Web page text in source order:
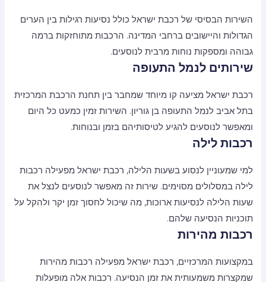
השירות הבסיסי של רכבת ישראל כולל נסיעות רגילות בין הערים
הגדולות והיישובים ברחבי המדינה. הרכבות מתוחזקות ברמה
גבוהה ומספקות נוחות מרבית לנוסעים.
שירותים לנמל התעופה
רכבת ישראל מציעה קו מיוחד שמחבר בין תחנת הרכבת המרכזית
בתל אביב לנמל התעופה בן גוריון. השירות זמין כמעט כל היום
ומאפשר לנוסעים להגיע לטיסותיהם בזמן ובנוחות.
רכבות לילה
למי שמעוניין לנסוע בשעות הלילה, רכבת ישראל מפעילה רכבות
לילה במסלולים מסוימים. שירות זה מאפשר לנוסעים לנצל את
שעות הלילה לנסיעות ארוכות, מה שיכול לחסוך זמן יקר ולהקל על
תוכניות הנסיעה שלהם.
רכבות מהירות
במקצועות המרכזיים, רכבת ישראל מפעילה רכבות מהירות
שמקצרות משמעותית את זמן הנסיעה. רכבות אלה מופעלות